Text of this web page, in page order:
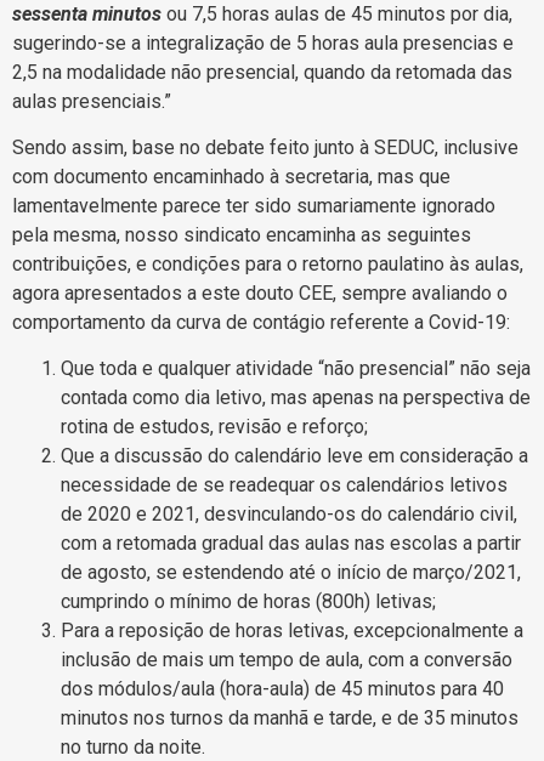
sessenta minutos ou 7,5 horas aulas de 45 minutos por dia,
sugerindo-se a integralização de 5 horas aula presencias e
2,5 na modalidade não presencial, quando da retomada das
aulas presenciais.”
Sendo assim, base no debate feito junto à SEDUC, inclusive
com documento encaminhado à secretaria, mas que
lamentavelmente parece ter sido sumariamente ignorado
pela mesma, nosso sindicato encaminha as seguintes
contribuições, e condições para o retorno paulatino às aulas,
agora apresentados a este douto CEE, sempre avaliando o
comportamento da curva de contágio referente a Covid-19:
Que toda e qualquer atividade “não presencial” não seja
contada como dia letivo, mas apenas na perspectiva de
rotina de estudos, revisão e reforço;
Que a discussão do calendário leve em consideração a
necessidade de se readequar os calendários letivos
de 2020 e 2021, desvinculando-os do calendário civil,
com a retomada gradual das aulas nas escolas a partir
de agosto, se estendendo até o início de março/2021,
cumprindo o mínimo de horas (800h) letivas;
Para a reposição de horas letivas, excepcionalmente a
inclusão de mais um tempo de aula, com a conversão
dos módulos/aula (hora-aula) de 45 minutos para 40
minutos nos turnos da manhã e tarde, e de 35 minutos
no turno da noite.